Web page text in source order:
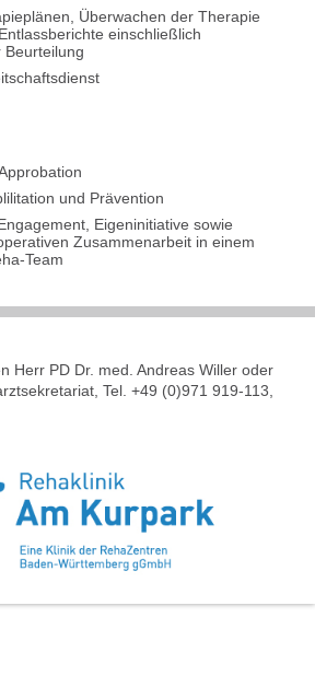
Überwachen der Therapie
einschließlich
Beurteilung
und Prävention
Eigeninitiative sowie
Zusammenarbeit in einem
Team
Herr PD Dr. med. Andreas Willer oder
Tel. +49 (0)971 919-113,